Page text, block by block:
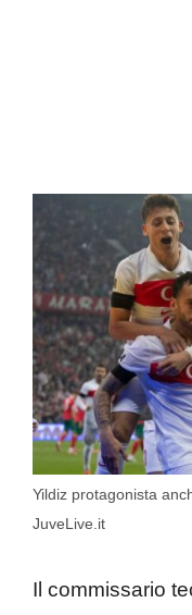
Yildiz protagonista
JuveLive.it
Il commissario